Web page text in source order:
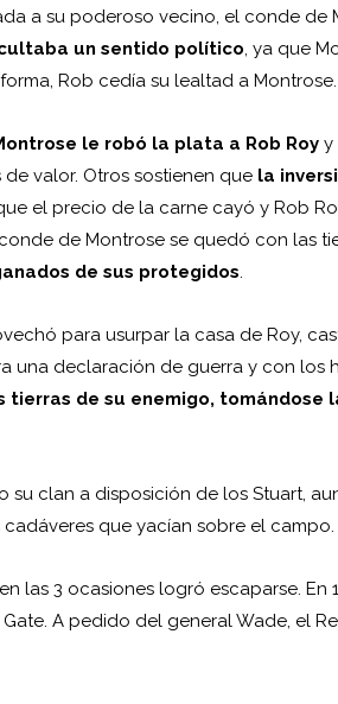
a su poderoso vecino, el conde de
un sentido político, ya que
Rob cedía su lealtad a Montrose.
le robó la plata a Rob Roy y
valor. Otros sostienen que la
el precio de la carne cayó y Rob
de Montrose se quedó con las
de sus protegidos.
para usurpar la casa de Roy,
una declaración de guerra y con los
tierras de su enemigo, tomándose
su clan a disposición de los Stuart,
que yacían sobre el campo.
las 3 ocasiones logró escaparse. En
A pedido del general Wade, el